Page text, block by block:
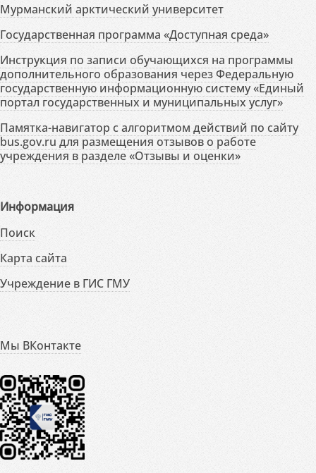
Мурманский арктический университет
Государственная программа «Доступная среда»
Инструкция по записи обучающихся на программы
дополнительного образования через Федеральную
государственную информационную систему «Единый
портал государственных и муниципальных услуг»
Памятка-навигатор с алгоритмом действий по сайту
bus.gov.ru для размещения отзывов о работе
учреждения в разделе «Отзывы и оценки»
Информация
Поиск
Карта сайта
Учреждение в ГИС ГМУ
Мы ВКонтакте